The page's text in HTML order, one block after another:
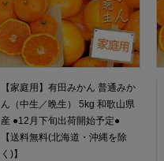
【家庭用】有田みかん 普通みか
ん（中生／晩生） 5kg 和歌山県
産 ●12月下旬出荷開始予定●
【送料無料(北海道・沖縄を除
く)】